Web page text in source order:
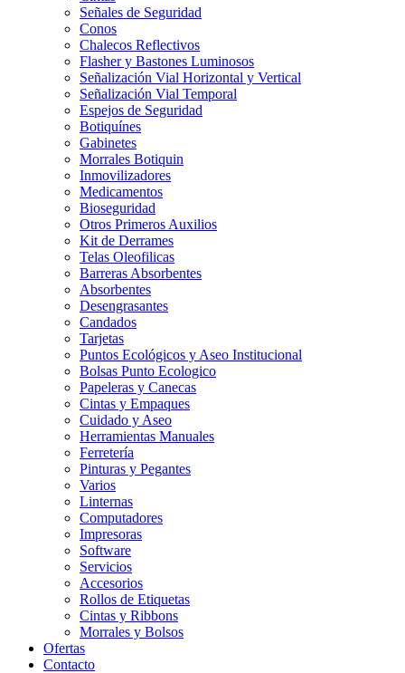
Señales de Seguridad
Conos
Chalecos Reflectivos
Flasher y Bastones Luminosos
Señalización Vial Horizontal y Vertical
Señalización Vial Temporal
Espejos de Seguridad
Botiquínes
Gabinetes
Morrales Botiquin
Inmovilizadores
Medicamentos
Bioseguridad
Otros Primeros Auxilios
Kit de Derrames
Telas Oleofilicas
Barreras Absorbentes
Absorbentes
Desengrasantes
Candados
Tarjetas
Puntos Ecológicos y Aseo Institucional
Bolsas Punto Ecologico
Papeleras y Canecas
Cintas y Empaques
Cuidado y Aseo
Herramientas Manuales
Ferretería
Pinturas y Pegantes
Varios
Linternas
Computadores
Impresoras
Software
Servicios
Accesorios
Rollos de Etiquetas
Cintas y Ribbons
Morrales y Bolsos
Ofertas
Contacto